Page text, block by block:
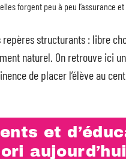
forgent peu à peu l’assurance
repères structurants : libre
naturel. On retrouve ici
de placer l’élève au
et